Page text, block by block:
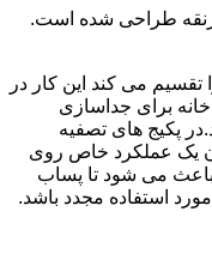
می کند این کار در
برای جداسازی
پکیج های تصفیه
یک عملکرد خاص روی
می شود تا پساب
استفاده مجدد باشد.